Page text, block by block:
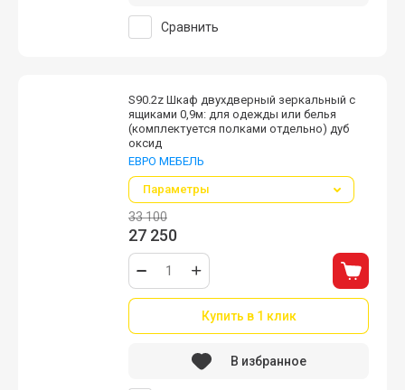
Сравнить
S90.2z Шкаф двухдверный зеркальный с
ящиками 0,9м: для одежды или белья
(комплектуется полками отдельно) дуб
оксид
ЕВРО МЕБЕЛЬ
Параметры
33 100
27 250
Купить в 1 клик
В избранное